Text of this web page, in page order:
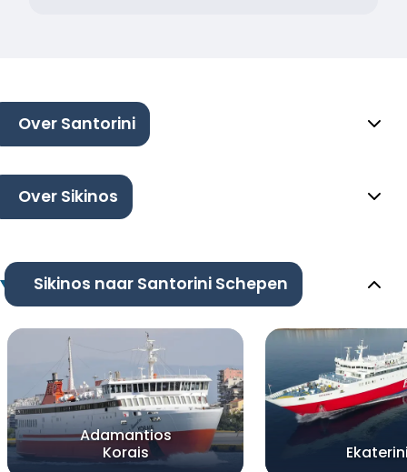
Over Santorini
Over Sikinos
Sikinos naar Santorini Schepen
Adamantios
Korais